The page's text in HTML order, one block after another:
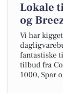
Lokale
og
Vi har
fantastiske
tilbud fra
1000, Spar